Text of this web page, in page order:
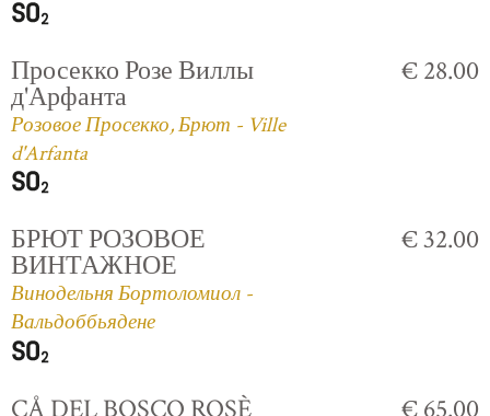
Просекко Розе Виллы
д'Арфанта
Розовое Просекко, Брют - Ville
d'Arfanta
€ 28.00
БРЮТ РОЗОВОЕ
ВИНТАЖНОЕ
Винодельня Бортоломиол -
Вальдоббьядене
€ 32.00
CÅ DEL BOSCO ROSÈ € 65.00